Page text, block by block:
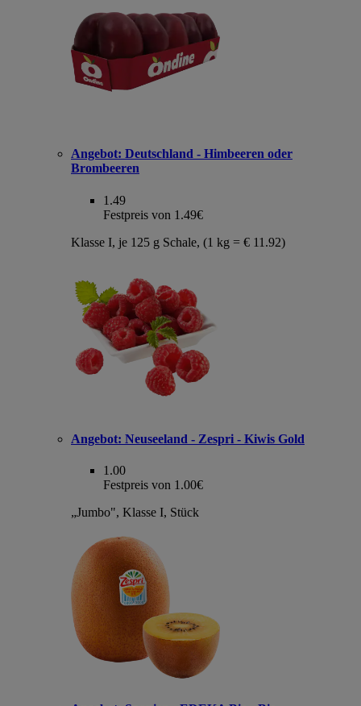
Angebot: Deutschland - Himbeeren oder
Brombeeren
1.49
Festpreis von 1.49€
Klasse I, je 125 g Schale, (1 kg = € 11.92)
Angebot: Neuseeland - Zespri - Kiwis Gold
1.00
Festpreis von 1.00€
„Jumbo", Klasse I, Stück